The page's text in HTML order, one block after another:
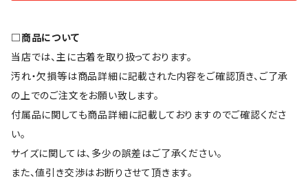
□商品について
当店では、主に古着を取り扱っております。
汚れ・欠損等は商品詳細に記載された内容をご確認頂き、ご了承
の上でのご注文をお願い致します。
付属品に関しても商品詳細に記載しておりますのでご確認くださ
い。
サイズに関しては、多少の誤差はご了承ください。
また、値引き交渉はお断りさせて頂きます。